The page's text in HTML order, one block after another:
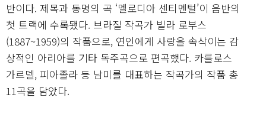
반이다. 제목과 동명의 곡 ‘멜로디아 센티멘털’이 음반의
첫 트랙에 수록됐다. 브라질 작곡가 빌라 로부스
(1887~1959)의 작품으로, 연인에게 사랑을 속삭이는 감
상적인 아리아를 기타 독주곡으로 편곡했다. 카를로스
가르델, 피아졸라 등 남미를 대표하는 작곡가의 작품 총
11곡을 담았다.